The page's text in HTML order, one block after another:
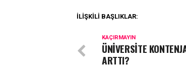
İLIŞKILI BAŞLIKLAR:
KAÇIRMAYIN
ÜNİVERSİTE
ARTTI?